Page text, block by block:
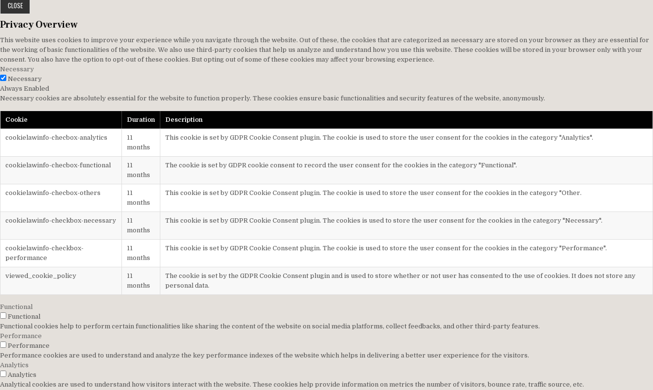
CLOSE
Privacy Overview
This website uses cookies to improve your experience while you navigate through the website. Out of these, the cookies that are categorized as necessary are stored on your browser as they are essential for
the working of basic functionalities of the website. We also use third-party cookies that help us analyze and understand how you use this website. These cookies will be stored in your browser only with your
consent. You also have the option to opt-out of these cookies. But opting out of some of these cookies may affect your browsing experience.
Necessary
Necessary
Always Enabled
Necessary cookies are absolutely essential for the website to function properly. These cookies ensure basic functionalities and security features of the website, anonymously.
Cookie Duration Description
cookielawinfo-checbox-analytics
11
months
This cookie is set by GDPR Cookie Consent plugin. The cookie is used to store the user consent for the cookies in the category "Analytics".
cookielawinfo-checbox-functional
11
months
The cookie is set by GDPR cookie consent to record the user consent for the cookies in the category "Functional".
cookielawinfo-checbox-others
11
months
This cookie is set by GDPR Cookie Consent plugin. The cookie is used to store the user consent for the cookies in the category "Other.
cookielawinfo-checkbox-necessary
11
months
This cookie is set by GDPR Cookie Consent plugin. The cookies is used to store the user consent for the cookies in the category "Necessary".
cookielawinfo-checkbox-
performance
11
months
This cookie is set by GDPR Cookie Consent plugin. The cookie is used to store the user consent for the cookies in the category "Performance".
viewed_cookie_policy
11
months
The cookie is set by the GDPR Cookie Consent plugin and is used to store whether or not user has consented to the use of cookies. It does not store any
personal data.
Functional
Functional
Functional cookies help to perform certain functionalities like sharing the content of the website on social media platforms, collect feedbacks, and other third-party features.
Performance
Performance
Performance cookies are used to understand and analyze the key performance indexes of the website which helps in delivering a better user experience for the visitors.
Analytics
Analytics
Analytical cookies are used to understand how visitors interact with the website. These cookies help provide information on metrics the number of visitors, bounce rate, traffic source, etc.